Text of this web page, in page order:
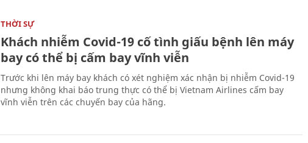
THỜI SỰ
Khách nhiễm Covid-19 cố tình giấu bệnh lên máy
bay có thể bị cấm bay vĩnh viễn
Trước khi lên máy bay khách có xét nghiệm xác nhận bị nhiễm Covid-19
nhưng không khai báo trung thực có thể bị Vietnam Airlines cấm bay
vĩnh viễn trên các chuyến bay của hãng.